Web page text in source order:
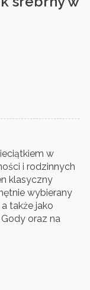
w
i rodzinnych
klasyczny
wybierany
także jako
oraz na